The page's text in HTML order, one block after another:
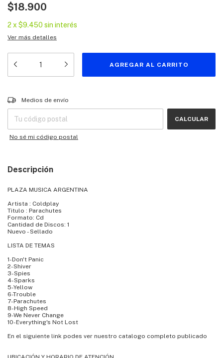
$18.900
2 x $9.450 sin interés
Ver más detalles
Entregas para el CP:
Medios de envío
CALCULAR
No sé mi código postal
Descripción
PLAZA MUSICA ARGENTINA
Artista : Coldplay
Titulo : Parachutes
Formato: Cd
Cantidad de Discos: 1
Nuevo - Sellado
LISTA DE TEMAS
1-Don't Panic
2-Shiver
3-Spies
4-Sparks
5-Yellow
6-Trouble
7-Parachutes
8-High Speed
9-We Never Change
10-Everything's Not Lost
En el siguiente link podes ver nuestro catalogo completo publicado